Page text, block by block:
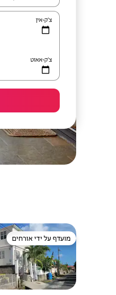
צ'ק-אין
צ'ק-אאוט
מועדף על ידי אורחים
מועדף על ידי אורחים